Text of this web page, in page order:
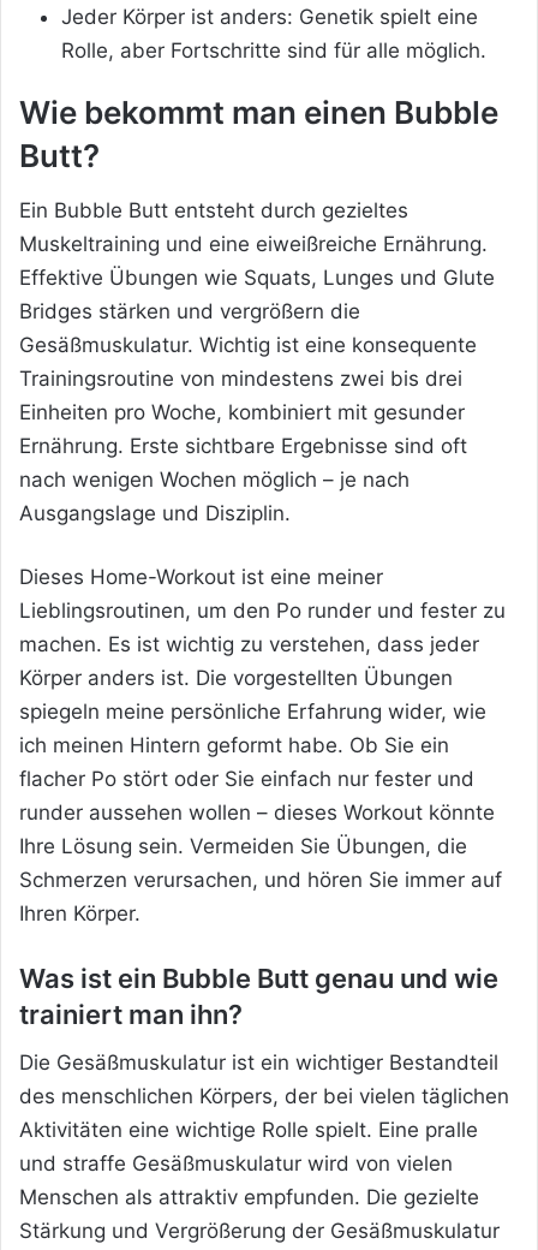
Jeder Körper ist anders: Genetik spielt eine
Rolle, aber Fortschritte sind für alle möglich.
Wie bekommt man einen Bubble
Butt?
Ein Bubble Butt entsteht durch gezieltes
Muskeltraining und eine eiweißreiche Ernährung.
Effektive Übungen wie Squats, Lunges und Glute
Bridges stärken und vergrößern die
Gesäßmuskulatur. Wichtig ist eine konsequente
Trainingsroutine von mindestens zwei bis drei
Einheiten pro Woche, kombiniert mit gesunder
Ernährung. Erste sichtbare Ergebnisse sind oft
nach wenigen Wochen möglich – je nach
Ausgangslage und Disziplin.
Dieses Home-Workout ist eine meiner
Lieblingsroutinen, um den Po runder und fester zu
machen. Es ist wichtig zu verstehen, dass jeder
Körper anders ist. Die vorgestellten Übungen
spiegeln meine persönliche Erfahrung wider, wie
ich meinen Hintern geformt habe. Ob Sie ein
flacher Po stört oder Sie einfach nur fester und
runder aussehen wollen – dieses Workout könnte
Ihre Lösung sein. Vermeiden Sie Übungen, die
Schmerzen verursachen, und hören Sie immer auf
Ihren Körper.
Was ist ein Bubble Butt genau und wie
trainiert man ihn?
Die Gesäßmuskulatur ist ein wichtiger Bestandteil
des menschlichen Körpers, der bei vielen täglichen
Aktivitäten eine wichtige Rolle spielt. Eine pralle
und straffe Gesäßmuskulatur wird von vielen
Menschen als attraktiv empfunden. Die gezielte
Stärkung und Vergrößerung der Gesäßmuskulatur